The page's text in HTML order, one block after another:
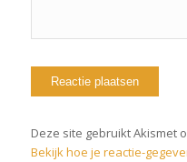
Deze site gebruikt Akismet
Bekijk hoe je reactie-